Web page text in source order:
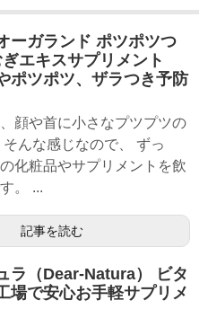
ーガランド ポツポツつ
ぎエキスサプリメント
ポツポツ、ザラつき予防
顔や首に小さなプツプツの
んな感じなので、 ずっ
化粧品やサプリメントを飲
。 ...
記事を読む
ラ（Dear-Natura） ビタ
場で安心お手軽サプリメ